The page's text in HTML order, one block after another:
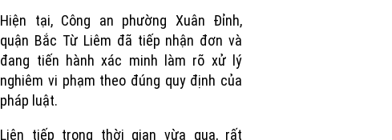
Hiện tại, Công an phường Xuân Đỉnh,
quận Bắc Từ Liêm đã tiếp nhận đơn và
đang tiến hành xác minh làm rõ xử lý
nghiêm vi phạm theo đúng quy định của
pháp luật.
Liên tiếp trong thời gian vừa qua, rất